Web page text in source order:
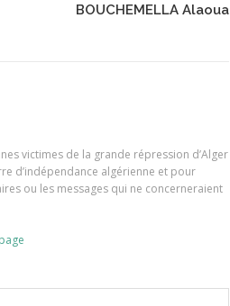
BOUCHEMELLA Alaoua
victimes de la grande répression d’Alger
d’indépendance algérienne et pour
ou les messages qui ne concerneraient